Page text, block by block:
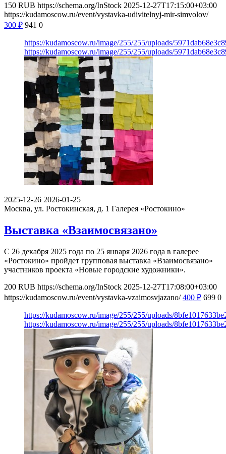
150 RUB https://schema.org/InStock 2025-12-27T17:15:00+03:00
https://kudamoscow.ru/event/vystavka-udivitelnyj-mir-simvolov/
300 ₽ 941 0
https://kudamoscow.ru/image/255/255/uploads/
https://kudamoscow.ru/image/255/255/uploads/
2025-12-26 2026-01-25
Москва, ул. Ростокинская, д. 1 Галерея «Ростокино»
Выставка «Взаимосвязано»
С 26 декабря 2025 года по 25 января 2026 года в галерее
«Ростокино» пройдет групповая выставка «Взаимосвязано»
участников проекта «Новые городские художники».
200 RUB https://schema.org/InStock 2025-12-27T17:08:00+03:00
https://kudamoscow.ru/event/vystavka-vzaimosvjazano/ 400 ₽ 699 0
https://kudamoscow.ru/image/255/255/uploads/
https://kudamoscow.ru/image/255/255/uploads/